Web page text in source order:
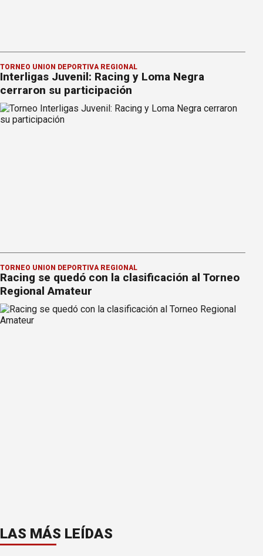
TORNEO UNIÓN DEPORTIVA REGIONAL
Interligas Juvenil: Racing y Loma Negra
cerraron su participación
TORNEO UNIÓN DEPORTIVA REGIONAL
Racing se quedó con la clasificación al Torneo
Regional Amateur
LAS MÁS LEÍDAS